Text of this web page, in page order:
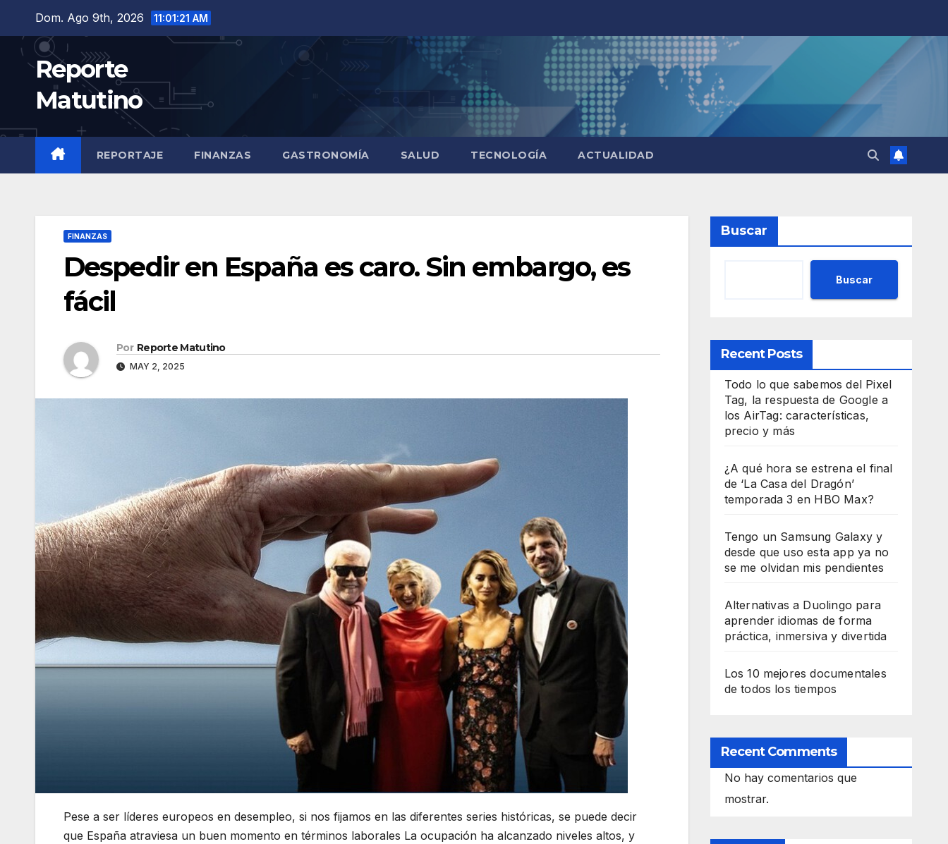
contenido
Dom. Ago 9th, 2026 11:01:22 AM
Reporte
Matutino
REPORTAJE FINANZAS GASTRONOMÍA SALUD TECNOLOGÍA ACTUALIDAD
FINANZAS
Despedir en España es caro. Sin embargo, es
fácil
Por Reporte Matutino
MAY 2, 2025
Pese a ser líderes europeos en desempleo, si nos fijamos en las diferentes series históricas, se puede decir
que España atraviesa un buen momento en términos laborales La ocupación ha alcanzado niveles altos, y
Buscar
Buscar
Recent Posts
Todo lo que sabemos del Pixel
Tag, la respuesta de Google a
los AirTag: características,
precio y más
¿A qué hora se estrena el final
de ‘La Casa del Dragón’
temporada 3 en HBO Max?
Tengo un Samsung Galaxy y
desde que uso esta app ya no
se me olvidan mis pendientes
Alternativas a Duolingo para
aprender idiomas de forma
práctica, inmersiva y divertida
Los 10 mejores documentales
de todos los tiempos
Recent Comments
No hay comentarios que
mostrar.